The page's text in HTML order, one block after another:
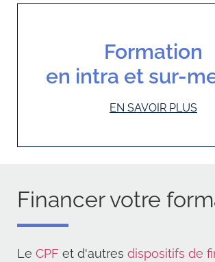
Formation
en intra et sur-
EN SAVOIR PLUS
Financer votre
Le CPF et d'autres dispositifs de